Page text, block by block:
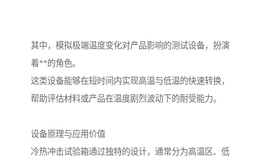
其中，模拟极端温度变化对产品影响的测试设备，扮演
着**的角色。
这类设备能够在短时间内实现高温与低温的快速转换，
帮助评估材料或产品在温度剧烈波动下的耐受能力。
设备原理与应用价值
冷热冲击试验箱通过独特的设计，通常分为高温区、低